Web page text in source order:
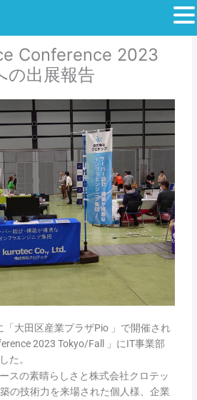
Conference 2023
の出展報告
大田区産業プラザPio 」で開催され
2023 Tokyo/Fall 」にIT事業部
た。
スの素晴らしさと株式会社クロテッ
の技術力を来場された個人様、企業